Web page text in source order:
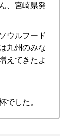
、宮崎県発
ウルフード
九州のみな
えてきたよ
でした。